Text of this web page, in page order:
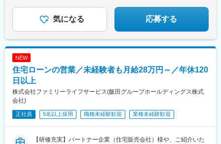
でのマネジメント経験者（3年以上）】■東京月給35万～38万円■
大阪・名古屋月給34万～37万円■広島・久留米・福岡・静岡月給
33万～36万円 ■上記以外の拠点月給32万～35万円※上記月給額に
は下記一律住居手当を含む・東京：月5万円・大阪・名古屋：月4
万円・広島・久留米：月3万円・上記以外の拠点：月2万円
気になる 応募する
NEW
住宅ローンの営業／未経験者も月給28万円～／年休120
日以上
株式会社ファミリーライフサービス(飯田グループホールディングス株式
会社)
正社員 5名以上採用 職種未経験歓迎 業種未経験歓迎
【研修充実】パートナー企業（住宅販売会社）様や、ご紹介いた